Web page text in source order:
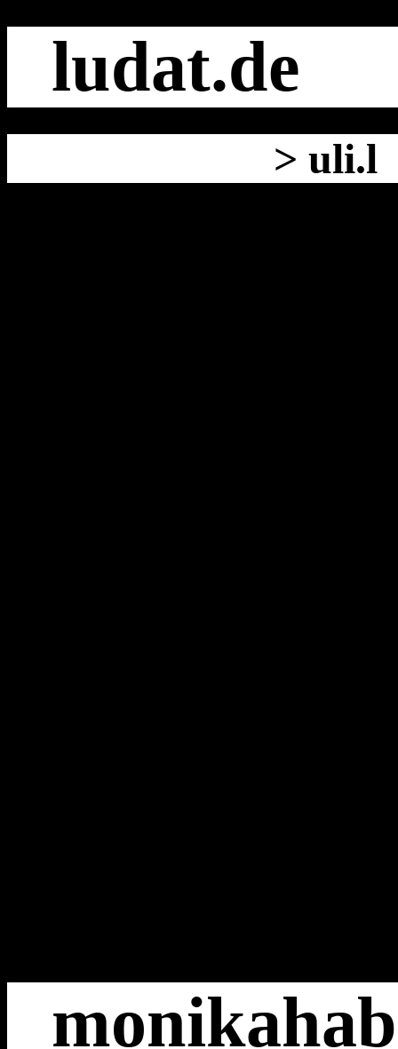
ludat.de
> uli.l